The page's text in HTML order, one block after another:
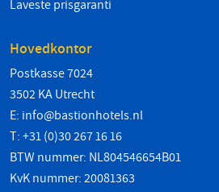
Laveste prisgaranti
Hovedkontor
Postkasse 7024
3502 KA Utrecht
E: info@bastionhotels.nl
T: +31 (0)30 267 16 16
BTW nummer: NL804546654B01
KvK nummer: 20081363